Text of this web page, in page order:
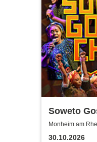
Soweto
(Zulu:
Monheim am
30.10.2026